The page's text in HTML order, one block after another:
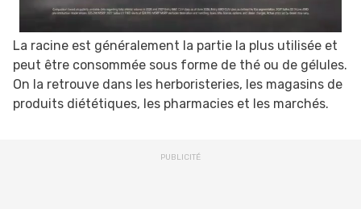
La racine est généralement la partie la plus utilisée et
peut être consommée sous forme de thé ou de gélules.
On la retrouve dans les herboristeries, les magasins de
produits diététiques, les pharmacies et les marchés.